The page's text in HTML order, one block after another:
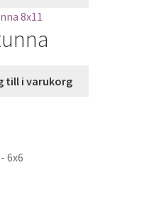
till i varukorg